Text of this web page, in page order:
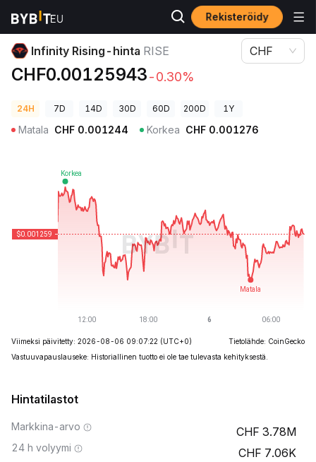
Rekisteröidy
Kryptohinnat Infinity Rising-hinta RISE
Infinity Rising-hinta RISE
CHF0.00125943-0.30%
CHF
24H 7D 14D 30D 60D 200D 1Y
Matala CHF 0.001244 Korkea CHF 0.001276
Viimeksi päivitetty: 2026-08-06 09:07:22 (UTC+0)
Tietolähde: CoinGecko
Vastuuvapauslauseke: Historiallinen tuotto ei ole tae tulevasta kehityksestä.
Hintatilastot
Markkina-arvo 3.78M
24 h volyymi 7.06K